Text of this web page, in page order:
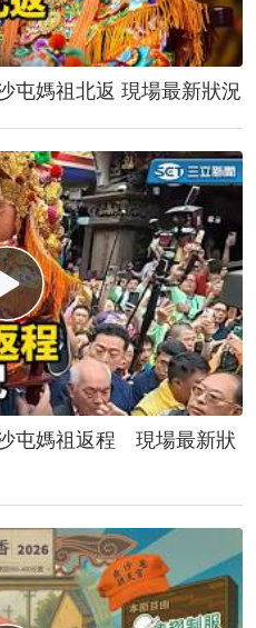
屯媽祖北返 現場最新狀況
屯媽祖返程 現場最新狀